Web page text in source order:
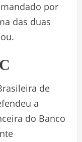
por
das duas
de
a
do Banco